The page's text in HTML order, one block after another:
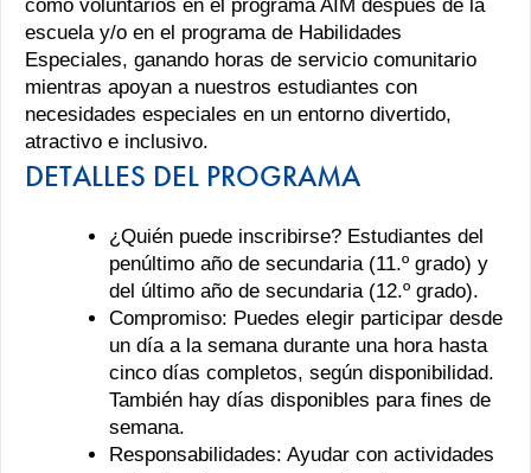
como voluntarios en el programa AIM después de la
escuela y/o en el programa de Habilidades
Especiales, ganando horas de servicio comunitario
mientras apoyan a nuestros estudiantes con
necesidades especiales en un entorno divertido,
atractivo e inclusivo.
DETALLES DEL PROGRAMA
¿Quién puede inscribirse? Estudiantes del
penúltimo año de secundaria (11.º grado) y
del último año de secundaria (12.º grado).
Compromiso: Puedes elegir participar desde
un día a la semana durante una hora hasta
cinco días completos, según disponibilidad.
También hay días disponibles para fines de
semana.
Responsabilidades: Ayudar con actividades